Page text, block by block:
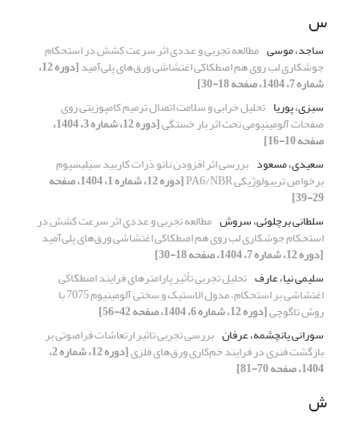
س
ساجد، موسی مطالعه تجربی و عددی اثر سرعت کشش در استحکام
جوشکاری لب روی هم اصطکاکی اغتشاشی ورق‌‌های پلی‌آمید [دوره 12،
شماره 7، 1404، صفحه 18-30]
سبزی، پوریا تحلیل خرابی و سلامت اتصال ترمیم کامپوزیتی روی
صفحات آلومینیومی تحت اثر بار خستگی [دوره 12، شماره 3، 1404،
صفحه 10-16]
سعیدی، مسعود بررسی اثر افزودن نانو ذرات کاربید سیلیسیوم
برخواص تریبولوژیکی PA6/NBR [دوره 12، شماره 1، 1404، صفحه
29-39]
سلطانی برچلوئی، سروش مطالعه تجربی و عددی اثر سرعت کشش در
استحکام جوشکاری لب روی هم اصطکاکی اغتشاشی ورق‌‌های پلی‌آمید
[دوره 12، شماره 7، 1404، صفحه 18-30]
سلیمی نیا، عارف تحلیل تجربی تأثیر پارامترهای فرایند اصطکاکی
اغتشاشی بر استحکام، مدول الاستیک و سختی آلومینیوم 7075 با
روش تاگوچی[دوره 12، شماره 6، 1404، صفحه 42-56]
سورانی یانچشمه، عرفان بررسی تجربی تاثیر ارتعاشات فراصوتی بر
بازگشت فنری در فرایند خم‌کاری ورق‌های فلزی [دوره 12، شماره 2،
1404، صفحه 70-81]
ش